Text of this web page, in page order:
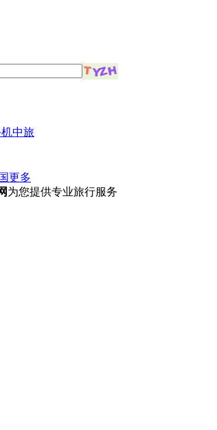
中旅
更多
为您提供专业旅行服务